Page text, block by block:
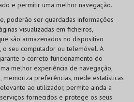
e permitir uma melhor navegação.
poderão ser guardadas informações
visualizadas em ficheiros,
são armazenados no dispositivo
seu computador ou telemóvel. A
o correto funcionamento do
melhor experiência de navegação,
memoriza preferências, mede estatísticas
ao utilizador, permite ainda a
fornecidos e protege os seus